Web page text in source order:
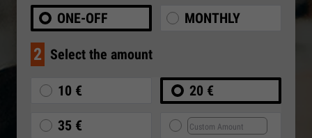
ONE-OFF MONTHLY
2 Select the amount
10 € 20 €
35 €